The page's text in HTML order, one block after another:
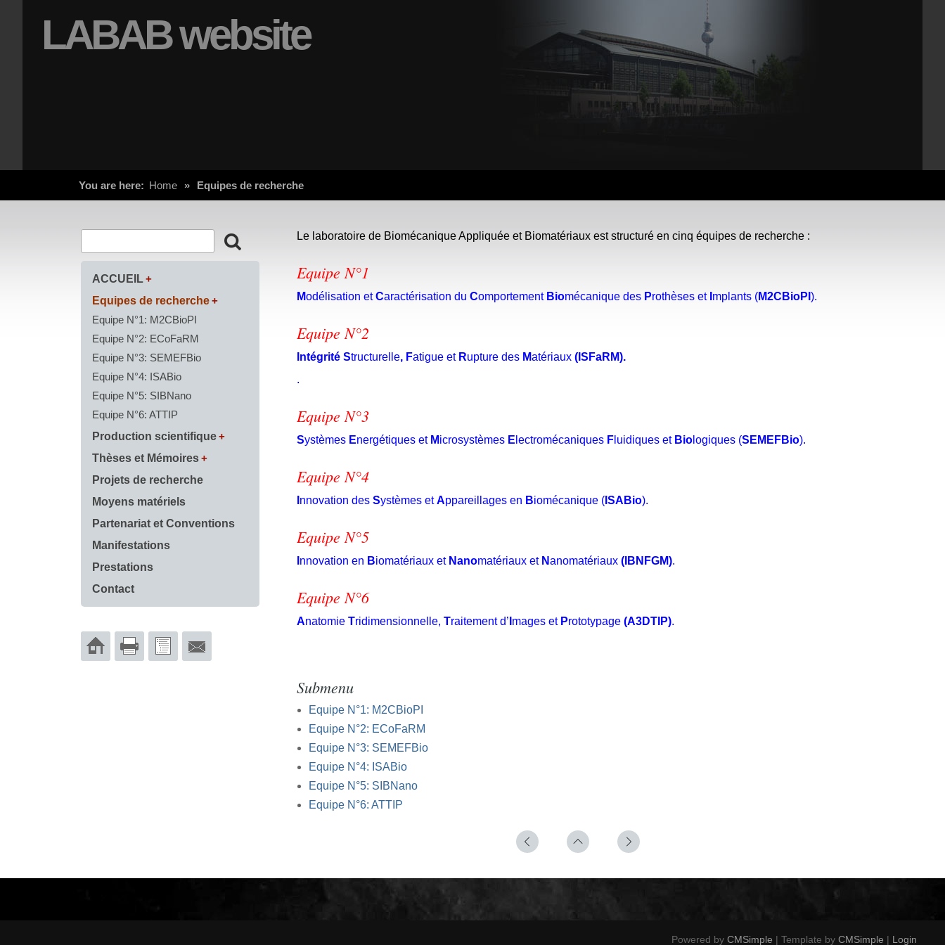
LABAB website
You are here: Home » Equipes de recherche
Le laboratoire de Biomécanique Appliquée et Biomatériaux est structuré en cinq équipes de recherche :
Equipe N°1
Modélisation etCaractérisation du Comportement Biomécanique des Prothèses et mplants (M2CBioPI ).
Equipe N°2
Intégrité Structurelle, Fatigue et Rupture des Matériaux (ISFaRM).
.
Equipe N°3
Systèmes Energétiques et Microsystèmes E lectromécaniques F luidiques et Bio logiques (SEMEFBio).
Equipe N°4
nnovation des Systèmes etAppareillages en Biomécanique ( ISABio).
Equipe N°5
nnovation en Biomatériaux et Nanomatériaux et Nanomatériaux (IBNFGM).
Equipe N°6
Anatomie Tridimensionnelle, Traitement d’ mages et Prototypage (A3DTIP).
Submenu
Equipe N°1: M2CBioPI
Equipe N°2: ECoFaRM
Equipe N°3: SEMEFBio
Equipe N°4: ISABio
Equipe N°5: SIBNano
Equipe N°6: ATTIP
ACCUEIL
Equipes de recherche
Equipe N°1: M2CBioPI
Equipe N°2: ECoFaRM
Equipe N°3: SEMEFBio
Equipe N°4: ISABio
Equipe N°5: SIBNano
Equipe N°6: ATTIP
Production scientifique
Thèses et Mémoires
Projets de recherche
Moyens matériels
Partenariat et Conventions
Manifestations
Prestations
Contact
Powered by CMSimple | Template by CMSimple | Login